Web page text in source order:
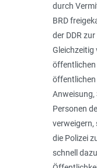
durch
BRD
der DDR
Gleichzeitig
öffentlichen
öffentlichen
Anweisung,
Personen
verweigern,
die Polizei
schnell